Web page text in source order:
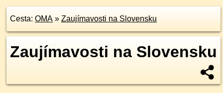
Cesta: OMA » Zaujímavosti na Slovensku
Zaujímavosti na Slovensku